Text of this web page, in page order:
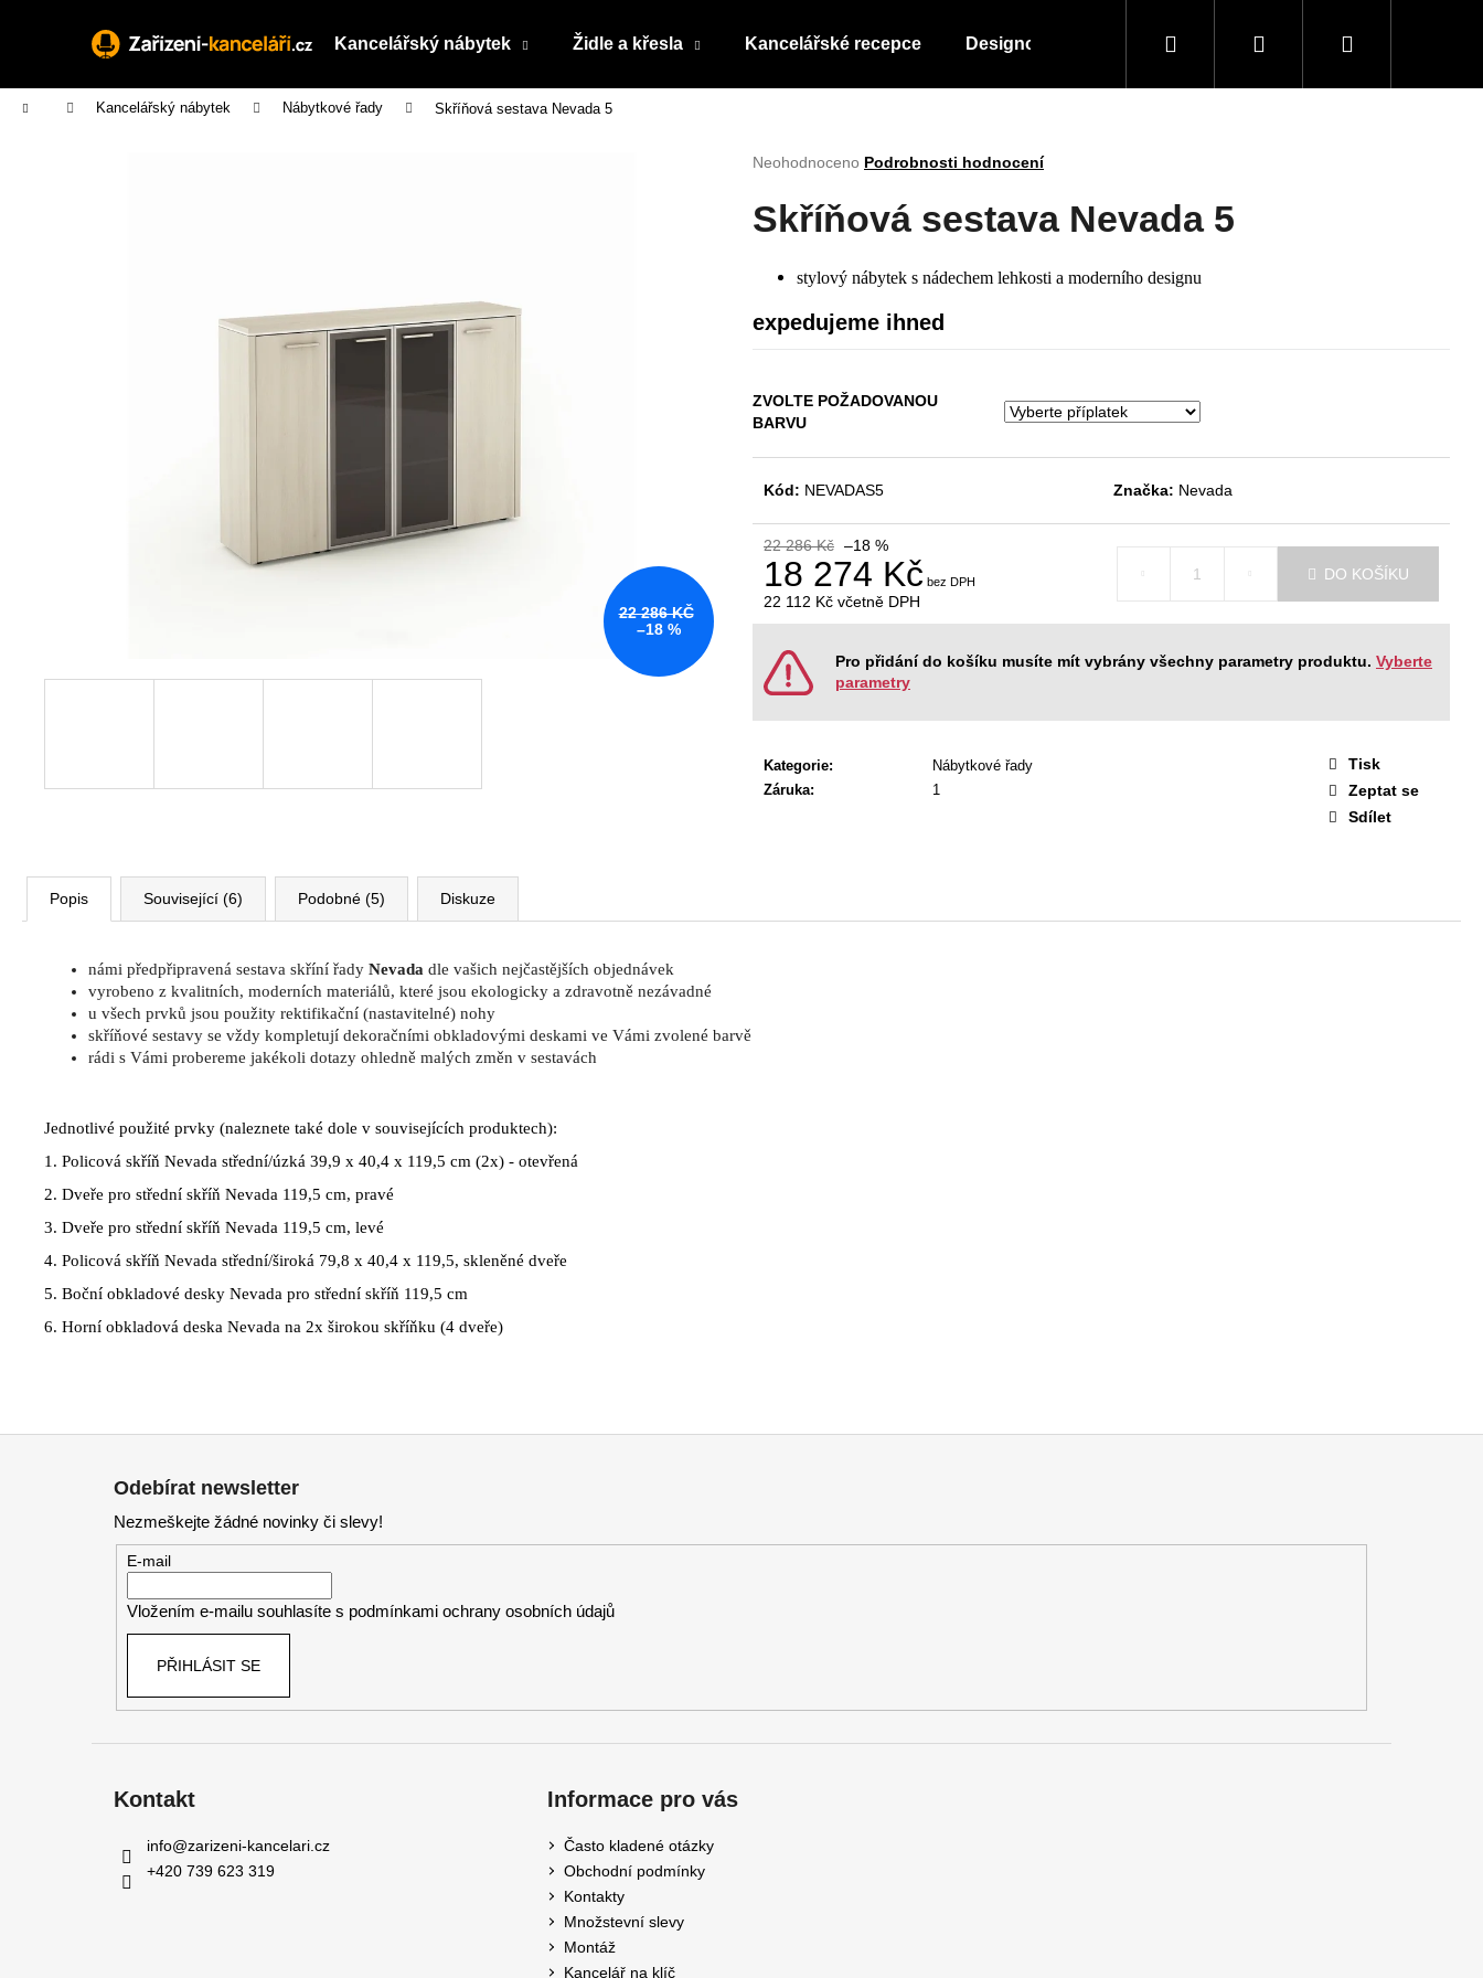
Kancelářský nábytek Židle a křesla Kancelářské recepce Designové kousky Doplňky a vybavení
Hledat PřihlášeníNákupní
Domů Kancelářský nábytek Nábytkové řady Skříňová sestava Nevada 5
Průměrné
produktu
je
Neohodnoceno Podrobnosti hodnocení
Skříňová sestava Nevada 5
stylový nábytek s nádechem lehkosti a moderního designu
expedujeme ihned
ZVOLTE POŽADOVANOU
BARVU
Kód: NEVADAS5 Značka: Nevada
22 286 Kč –18 %
18 274 Kč
22 112 Kč včetně DPH
Měrná
DO KOŠÍKU
Pro přidání do košíku musíte mít vybrány všechny parametry produktu. Vyberte
parametry
Kategorie:
Nábytkové řady
Záruka: 1
Tisk
Zeptat se
Sdílet
22 286 KČ
–18 %
Popis Související (6) Podobné (5) Diskuze
námi předpřipravená sestava skříní řady Nevada dle vašich nejčastějších objednávek
vyrobeno z kvalitních, moderních materiálů, které jsou ekologicky a zdravotně nezávadné
u všech prvků jsou použity rektifikační (nastavitelné) nohy
skříňové sestavy se vždy kompletují dekoračními obkladovými deskami ve Vámi zvolené barvě
rádi s Vámi probereme jakékoli dotazy ohledně malých změn v sestavách
Jednotlivé použité prvky (naleznete také dole v souvisejících produktech):
1. Policová skříň Nevada střední/úzká 39,9 x 40,4 x 119,5 cm (2x) - otevřená
2. Dveře pro střední skříň Nevada 119,5 cm, pravé
3. Dveře pro střední skříň Nevada 119,5 cm, levé
4. Policová skříň Nevada střední/široká 79,8 x 40,4 x 119,5, skleněné dveře
5. Boční obkladové desky Nevada pro střední skříň 119,5 cm
6. Horní obkladová deska Nevada na 2x širokou skříňku (4 dveře)
Zpět
do
Zpět
do
Co potřebujete najít?
HLEDAT
11 185 Kč
KANCELÁŘSKÁ ŽIDLE GAME ŠÉF
5 196 Kč
NÁBYTKOVÁ SESTAVA EASY 1
22 967 Kč
Původně:
Odebírat newsletter
Nezmeškejte žádné novinky či slevy!
E-mail
Vložením e-mailu souhlasíte s podmínkami ochrany osobních údajů
PŘIHLÁSIT SE
Kontakt
info@zarizeni-kancelari.cz
+420 739 623 319
Informace pro vás
Často kladené otázky
Obchodní podmínky
Kontakty
Množstevní slevy
Montáž
Kancelář na klíč